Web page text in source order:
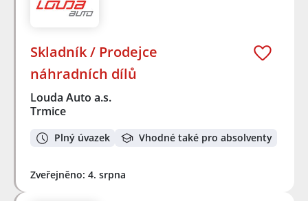
Skladník / Prodejce
náhradních dílů
Louda Auto a.s.
Trmice
Plný úvazek Vhodné také pro absolventy
Zveřejněno: 4. srpna